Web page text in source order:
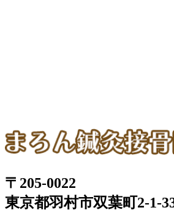
〒205-0022
東京都羽村市双葉町2-1-